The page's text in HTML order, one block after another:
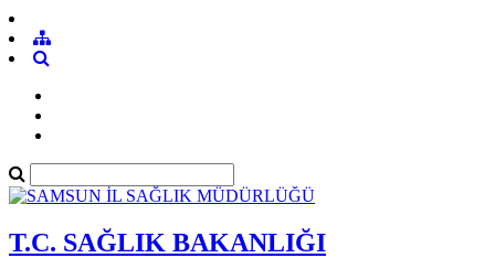
T.C. SAĞLIK BAKANLIĞI